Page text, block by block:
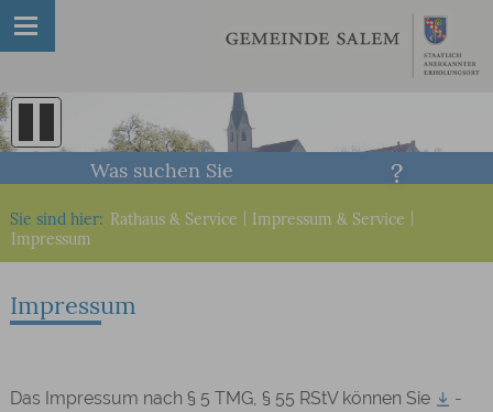
Sie sind hier: Rathaus & Service Impressum & Service
Impressum
Was suchen Sie
Impressum
Das Impressum nach § 5 TMG, § 55 RStV können Sie
-